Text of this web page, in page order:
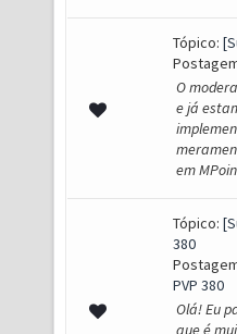
Tópico:
O
e já
em
Tópico:
380
PVP 380
Olá! Eu
que é